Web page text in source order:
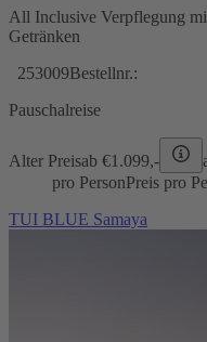
All Inclusive Verpflegung
Getränken
253009Bestellnr.:
Pauschalreise
Alter Preisab €1.099,-
pro PersonPreis pro
TUI BLUE Samaya